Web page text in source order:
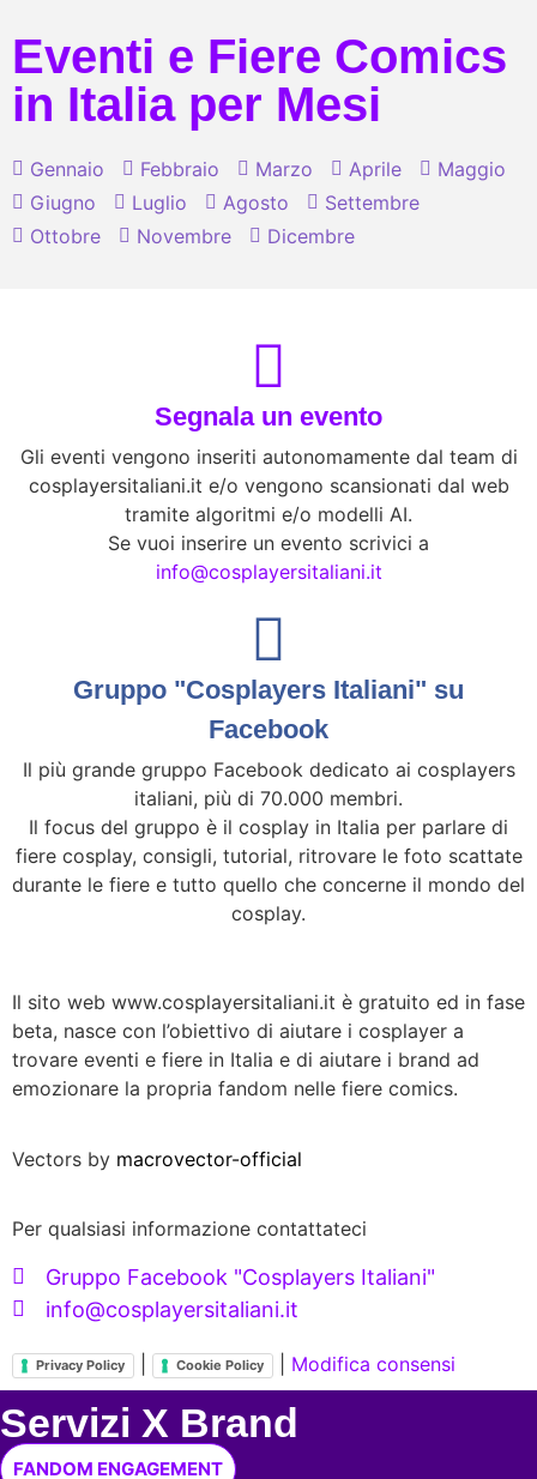
Eventi e Fiere Comics
in Italia per Mesi
Gennaio Febbraio Marzo Aprile
Maggio
Giugno
Luglio Agosto
Settembre
Ottobre
Novembre Dicembre
Segnala un evento
Gli eventi vengono inseriti autonomamente dal team di
cosplayersitaliani.it e/o vengono scansionati dal web
tramite algoritmi e/o modelli AI.
Se vuoi inserire un evento scrivici a
info@cosplayersitaliani.it
Gruppo "Cosplayers Italiani" su
Facebook
Il più grande gruppo Facebook dedicato ai cosplayers
italiani, più di 70.000 membri.
Il focus del gruppo è il cosplay in Italia per parlare di
fiere cosplay, consigli, tutorial, ritrovare le foto scattate
durante le fiere e tutto quello che concerne il mondo del
cosplay.
Il sito web www.cosplayersitaliani.it è gratuito ed in fase
beta, nasce con l’obiettivo di aiutare i cosplayer a
trovare eventi e fiere in Italia e di aiutare i brand ad
emozionare la propria fandom nelle fiere comics.
Vectors by macrovector-official
Per qualsiasi informazione contattateci
Gruppo Facebook "Cosplayers Italiani"
info@cosplayersitaliani.it
Privacy Policy Cookie Policy Modifica consensi
Servizi X Brand
FANDOM ENGAGEMENT